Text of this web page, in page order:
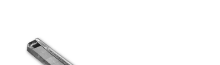
是否繳費成功／繳費後需取消欲退款等相關疑問，請聯繫「AFTEE先享後付
客戶支援中心」https://netprotections.freshdesk.com/support/home
每筆NT$60，滿NT$599(含以上)免運費